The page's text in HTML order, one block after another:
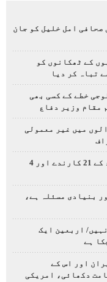
صحافی امل خلیل کو جان
کے ٹھکانوں کو
تباہ کر دیا
خطے کے کسی بھی
مقام وزیر دفاع
میں غیر معمولی
ایرانی صوبہ کرمان میں موساد کے 21 کارندے اور 4
بنیادی مسئلہ ہے،
اربعین ایک
ہے
اور اس کے
دکھائی، امریکی